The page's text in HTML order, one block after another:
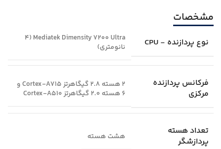
مشخصات
نوع پردازنده - CPU
Mediatek Dimensity 7200 Ultra (4
نانومتری)
فرکانس پردازنده
مرکزی
2 هسته 2.8 گیگاهرتز Cortex-A715 و
6 هسته 2.0 گیگاهرتز Cortex-A510
تعداد هسته
پردازشگر
هشت هسته